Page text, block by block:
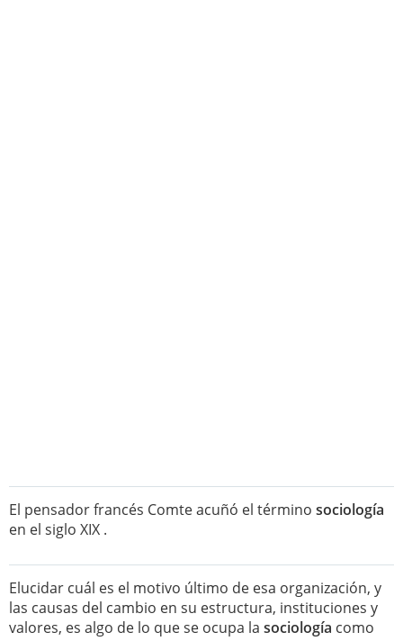
El pensador francés Comte acuñó el término sociología
en el siglo XIX .
Elucidar cuál es el motivo último de esa organización, y
las causas del cambio en su estructura, instituciones y
valores, es algo de lo que se ocupa la sociología como